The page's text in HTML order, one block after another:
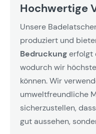
Hochwertige
Unsere
produziert und
Bedruckungerfolgt
wodurch wir
können. Wir
umweltfreundliche
sicherzustellen,
gut aussehen,